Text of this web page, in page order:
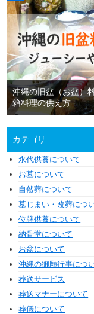
沖縄の旧盆（お盆）
箱料理の供え方
カテゴリ
永代供養について
お墓について
自然葬について
墓じまい・改葬につ
位牌供養について
納骨堂について
お盆について
沖縄の御願行事につ
葬送サービス
葬送マナーについて
葬儀について